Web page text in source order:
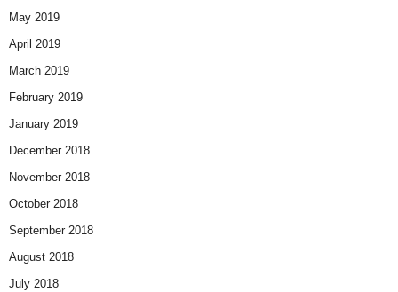
May 2019
April 2019
March 2019
February 2019
January 2019
December 2018
November 2018
October 2018
September 2018
August 2018
July 2018